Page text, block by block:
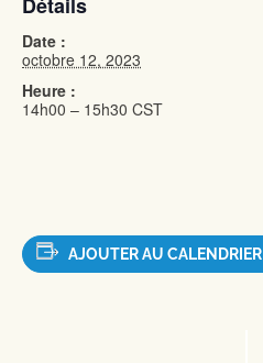
Date :
octobre 12, 2023
Heure :
14h00 – 15h30 CST
AJOUTER AU CALENDRIER